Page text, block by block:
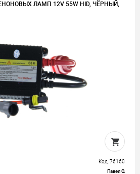
ЛАМП 12V 55W HID, ЧЁРНЫЙ,
Код: 76160
Павел О.